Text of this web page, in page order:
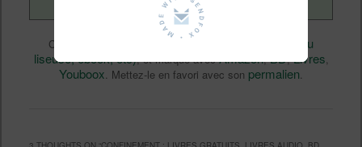
Ce contenu a été publié dans Divers
Nicolas (actu
liseuse, ebook, etc), et marqué avecAmazon,BD,Livres,
Youboox. Mettez-le en favori avec son permalien.